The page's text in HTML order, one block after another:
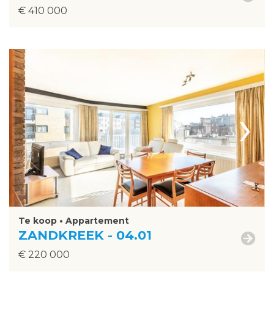
€ 410 000
›
Te koop • Appartement
ZANDKREEK - 04.01
€ 220 000